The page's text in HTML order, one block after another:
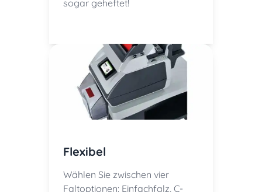
sogar geheftet!
Flexibel
Wählen Sie zwischen vier
Faltoptionen: Einfachfalz, C-